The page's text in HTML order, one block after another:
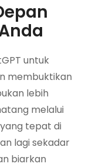
untuk
membuktikan
lebih
melalui
tepat di
lagi sekadar
biarkan